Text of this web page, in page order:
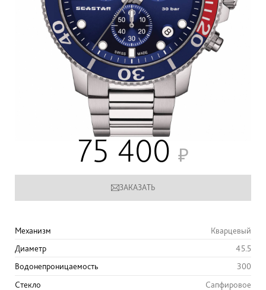
75 400
ЗАКАЗАТЬ
Механизм
Кварцевый
Диаметр
45.5
Водонепроницаемость
300
Стекло
Сапфировое